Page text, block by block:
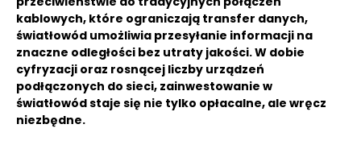
kablowych, które ograniczają transfer danych,
światłowód umożliwia przesyłanie informacji na
znaczne odległości bez utraty jakości. W dobie
cyfryzacji oraz rosnącej liczby urządzeń
podłączonych do sieci, zainwestowanie w
światłowód staje się nie tylko opłacalne, ale wręcz
niezbędne.